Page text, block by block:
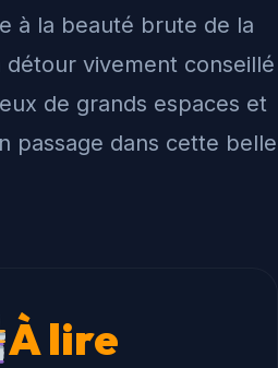
à la beauté brute de la
vivement conseillé
de grands espaces et
passage dans cette belle
À lire